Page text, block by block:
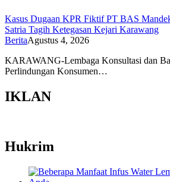
Kasus Dugaan KPR Fiktif PT BAS
Satria Tagih Ketegasan Kejari Karawang
BeritaAgustus 4, 2026
KARAWANG-Lembaga Konsultasi dan
Perlindungan Konsumen…
IKLAN
Hukrim